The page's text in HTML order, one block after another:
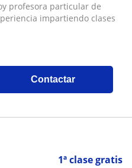
profesora particular de
impartiendo clases
Contactar
1ª clase gratis